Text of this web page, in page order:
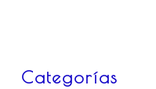
Categorías